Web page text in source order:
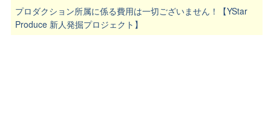
プロダクション所属に係る費用は一切ございません！【YStar
Produce 新人発掘プロジェクト】